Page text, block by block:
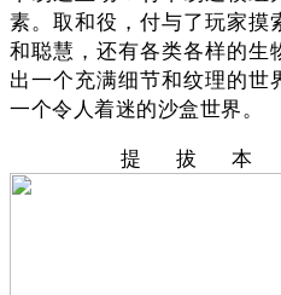
素。取和役，付与了玩家摸
和聪慧，还有各类各样的生
出一个充满细节和纹理的世
一个令人着迷的沙盒世界。
提拔本人